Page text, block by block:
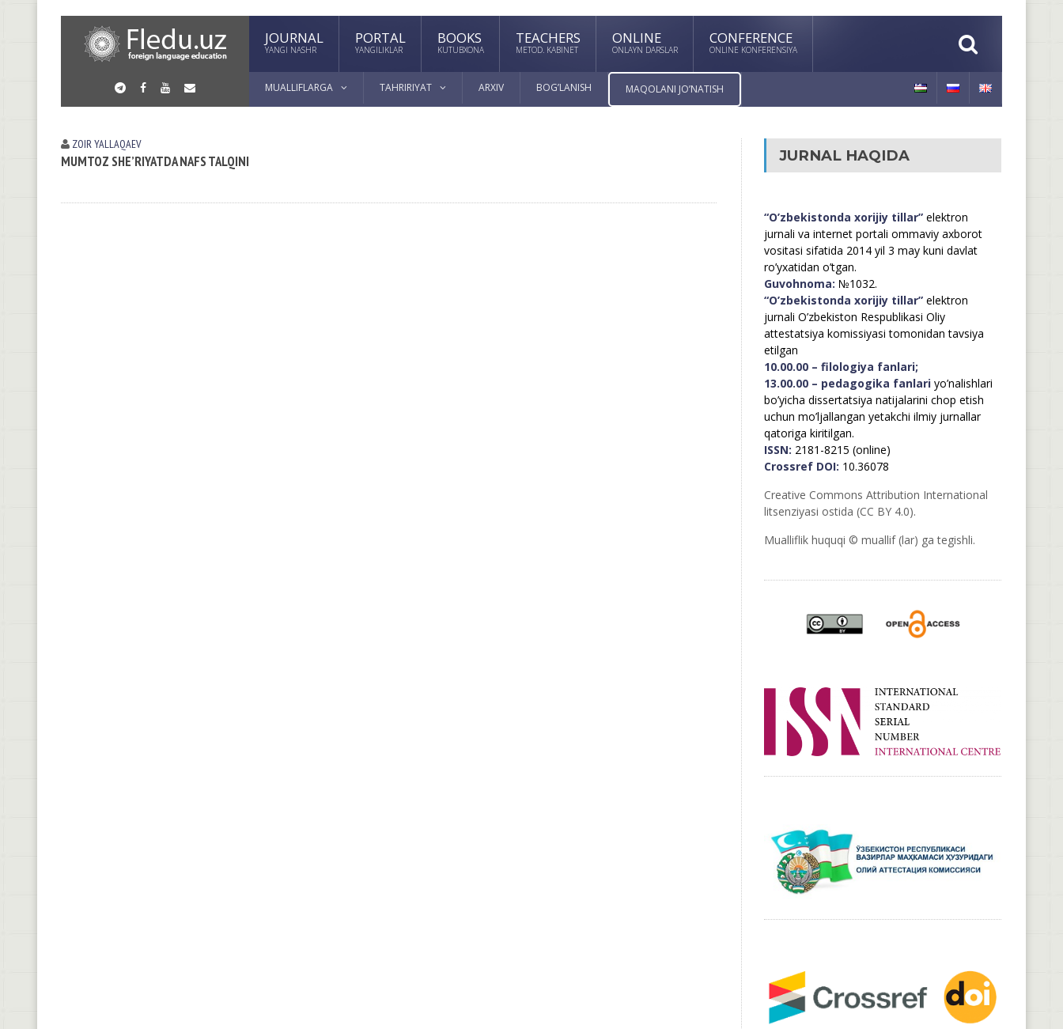
JOURNAL
YANGI NASHR
PORTAL
YANGILIKLAR
BOOKS
KUTUBXONA
TEACHERS
METOD. KABINET
ONLINE
ONLAYN DARSLAR
CONFERENCE
ONLINE KONFERENSIYA
MUALLIFLARGA TAHRIRIYAT ARXIV BOG’LANISH MAQOLANI JO’NATISH
ZOIR YALLАQАEV
MUMTOZ SHE’RIYATDA NAFS TALQINI JURNAL HAQIDA
“O’zbekistonda xorijiy tillar”elektron
jurnali va internet portali ommaviy axborot
vositasi sifatida 2014 yil 3 may kuni davlat
ro’yxatidan o’tgan.
Guvohnoma: №1032.
“O’zbekistonda xorijiy tillar”elektron
jurnali O’zbekiston Respublikasi Oliy
attestatsiya komissiyasi tomonidan tavsiya
etilgan
10.00.00 – filologiya fanlari;
13.00.00 – pedagogika fanlariyo’nalishlari
bo’yicha dissertatsiya natijalarini chop etish
uchun mo’ljallangan yetakchi ilmiy jurnallar
qatoriga kiritilgan.
ISSN: 2181-8215 (online)
Crossref DOI: 10.36078
Creative Commons Attribution International
litsenziyasi ostida (CC BY 4.0).
Mualliflik huquqi © muallif (lar) ga tegishli.